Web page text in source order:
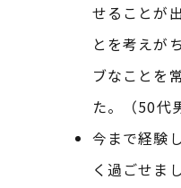
せることが
とを考えが
ブなことを
た。（50代
今まで経験
く過ごせま